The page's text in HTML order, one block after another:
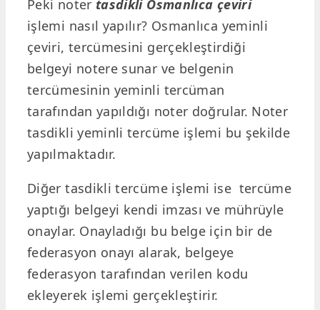
Peki noter tasdikli Osmanlıca çeviri
işlemi nasıl yapılır? Osmanlıca yeminli
çeviri, tercümesini gerçekleştirdiği
belgeyi notere sunar ve belgenin
tercümesinin yeminli tercüman
tarafından yapıldığı noter doğrular. Noter
tasdikli yeminli tercüme işlemi bu şekilde
yapılmaktadır.
Diğer tasdikli tercüme işlemi ise tercüme
yaptığı belgeyi kendi imzası ve mührüyle
onaylar. Onayladığı bu belge için bir de
federasyon onayı alarak, belgeye
federasyon tarafından verilen kodu
ekleyerek işlemi gerçekleştirir.